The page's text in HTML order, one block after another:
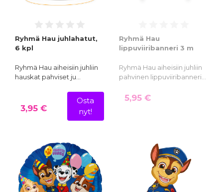
Ryhmä Hau juhlahatut,
6 kpl
Ryhmä Hau aiheisiin juhliin
hauskat pahviset ju…
3,95 €
Osta
nyt!
Ryhmä Hau
lippuviiribanneri 3 m
Ryhmä Hau aiheisiin juhliin
pahvinen lippuviiribanneri…
5,95 €